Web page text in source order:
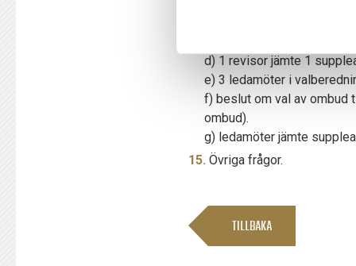
b) halva antalet övriga
c) suppleanter i styrelsen
d) 1 revisor jämte 1
e) 3 ledamöter i
f) beslut om val av ombud
ombud).
g) ledamöter jämte
Övriga frågor.
TILLBAKA